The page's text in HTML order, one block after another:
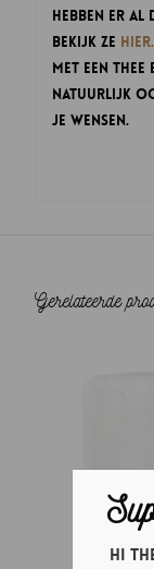
hebben er al
bekijk ze hier.
met een thee
natuurlijk
je wensen.
Gerelateerde
Hi